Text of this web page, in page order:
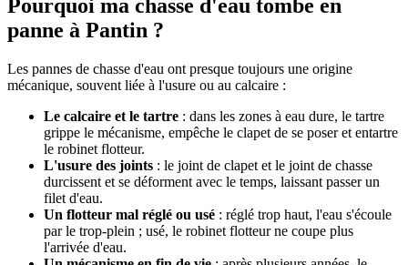
Pourquoi ma chasse d'eau tombe en
panne à Pantin ?
Les pannes de chasse d'eau ont presque toujours une origine
mécanique, souvent liée à l'usure ou au calcaire :
Le calcaire et le tartre : dans les zones à eau dure, le tartre
grippe le mécanisme, empêche le clapet de se poser et entartre
le robinet flotteur.
L'usure des joints : le joint de clapet et le joint de chasse
durcissent et se déforment avec le temps, laissant passer un
filet d'eau.
Un flotteur mal réglé ou usé : réglé trop haut, l'eau s'écoule
par le trop-plein ; usé, le robinet flotteur ne coupe plus
l'arrivée d'eau.